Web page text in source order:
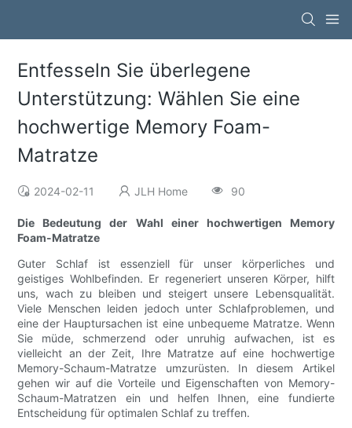
Entfesseln Sie überlegene
Unterstützung: Wählen Sie eine
hochwertige Memory Foam-
Matratze
2024-02-11 JLH Home 90
Die Bedeutung der Wahl einer hochwertigen Memory
Foam-Matratze
Guter Schlaf ist essenziell für unser körperliches und
geistiges Wohlbefinden. Er regeneriert unseren Körper, hilft
uns, wach zu bleiben und steigert unsere Lebensqualität.
Viele Menschen leiden jedoch unter Schlafproblemen, und
eine der Hauptursachen ist eine unbequeme Matratze. Wenn
Sie müde, schmerzend oder unruhig aufwachen, ist es
vielleicht an der Zeit, Ihre Matratze auf eine hochwertige
Memory-Schaum-Matratze umzurüsten. In diesem Artikel
gehen wir auf die Vorteile und Eigenschaften von Memory-
Schaum-Matratzen ein und helfen Ihnen, eine fundierte
Entscheidung für optimalen Schlaf zu treffen.